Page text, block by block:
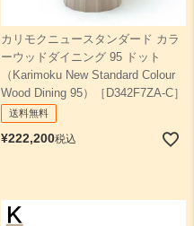
カリモクニュースタンダード カラ
ーウッドダイニング 95 ドット
（Karimoku New Standard Colour
Wood Dining 95）［D342F7ZA-C］
送料無料
¥222,200税込